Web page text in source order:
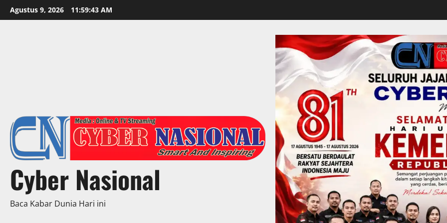
Skip
to
Agustus 9, 2026 11:59:45 AM
Cyber Nasional
Baca Kabar Dunia Hari ini